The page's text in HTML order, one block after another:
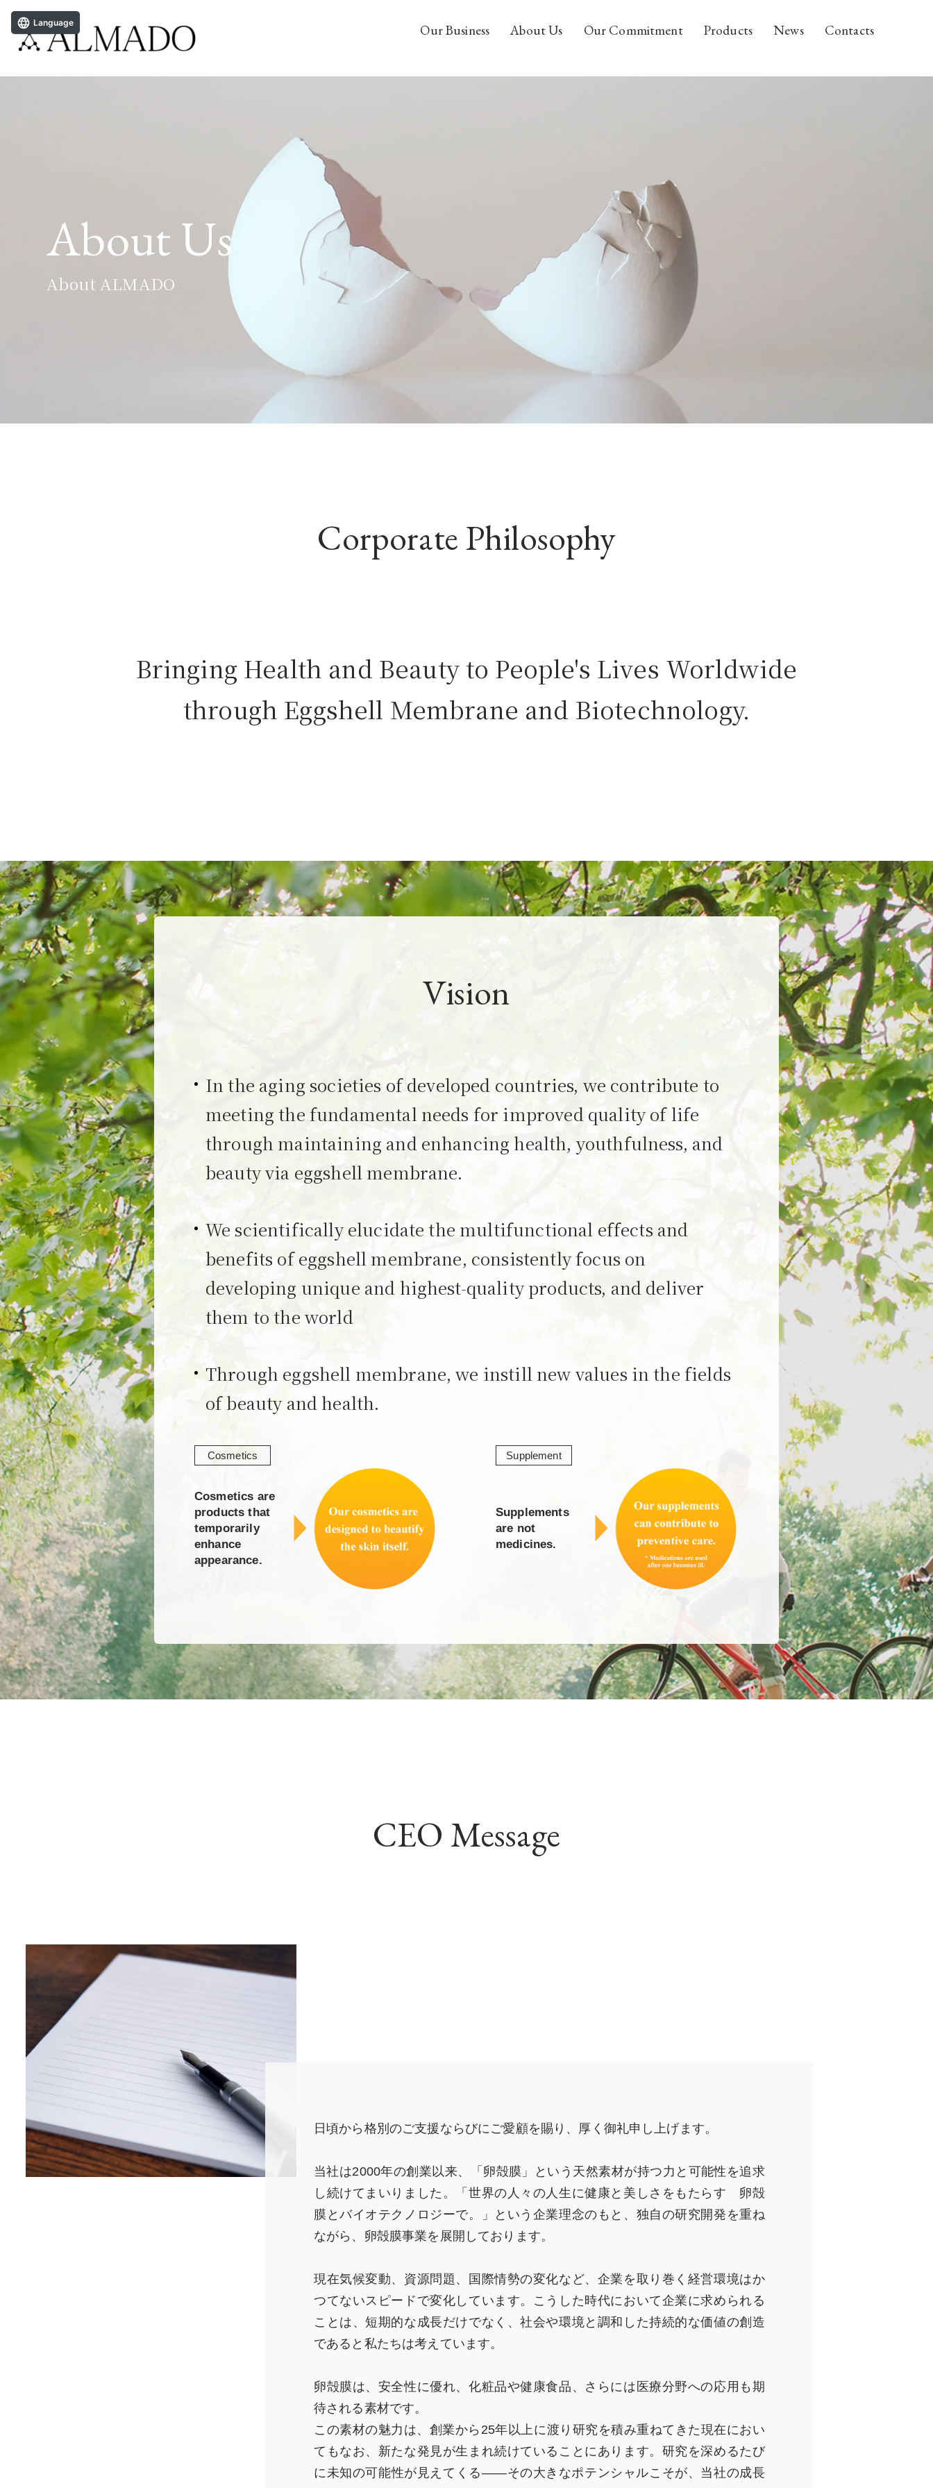
Our Business About Us Our Commitment Products News Contacts
About Us
About ALMADO
Corporate Philosophy
Bringing Health and Beauty to People's Lives Worldwide
through Eggshell Membrane and Biotechnology.
Vision
In the aging societies of developed countries, we contribute to
meeting the fundamental needs for improved quality of life
through maintaining and enhancing health, youthfulness, and
beauty via eggshell membrane.
We scientifically elucidate the multifunctional effects and
benefits of eggshell membrane, consistently focus on
developing unique and highest-quality products, and deliver
them to the world
Through eggshell membrane, we instill new values in the fields
of beauty and health.
Cosmetics
Cosmetics are
products that
temporarily
enhance
appearance.
Supplement
Supplements
are not
medicines.
CEO Message
日頃から格別のご支援ならびにご愛顧を賜り、厚く御礼申し上げます。
当社は2000年の創業以来、「卵殻膜」という天然素材が持つ力と可能性を追求
し続けてまいりました。「世界の人々の人生に健康と美しさをもたらす 卵殻
膜とバイオテクノロジーで。」という企業理念のもと、独自の研究開発を重ね
ながら、卵殻膜事業を展開しております。
現在気候変動、資源問題、国際情勢の変化など、企業を取り巻く経営環境はか
つてないスピードで変化しています。こうした時代において企業に求められる
ことは、短期的な成長だけでなく、社会や環境と調和した持続的な価値の創造
であると私たちは考えています。
卵殻膜は、安全性に優れ、化粧品や健康食品、さらには医療分野への応用も期
待される素材です。
この素材の魅力は、創業から25年以上に渡り研究を積み重ねてきた現在におい
てもなお、新たな発見が生まれ続けていることにあります。研究を深めるたび
に未知の可能性が見えてくる――その大きなポテンシャルこそが、当社の成長
Language